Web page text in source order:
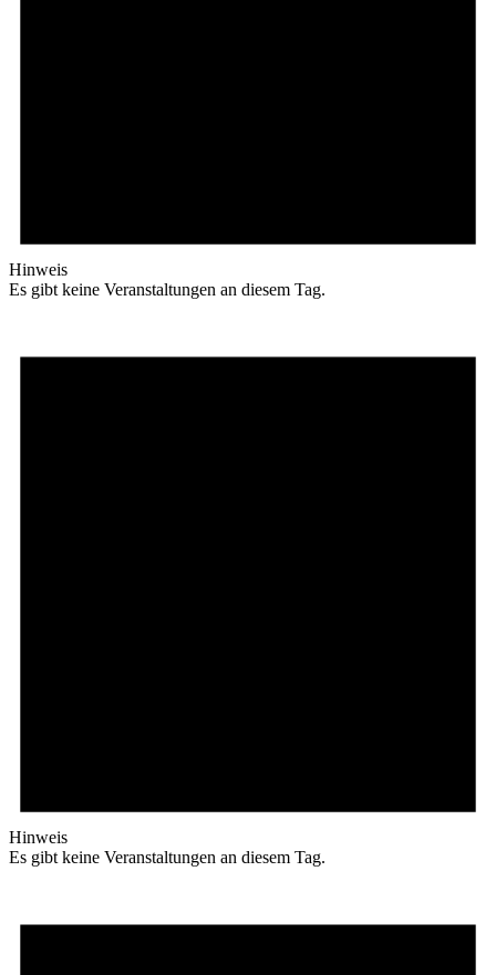
Hinweis
Es gibt keine Veranstaltungen an diesem Tag.
Hinweis
Es gibt keine Veranstaltungen an diesem Tag.